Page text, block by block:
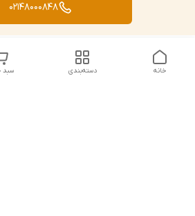
02148000848
سبد دسته‌بندی خانه